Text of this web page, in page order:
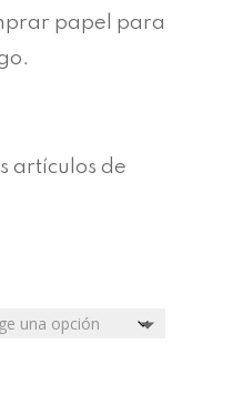
papel para
artículos de